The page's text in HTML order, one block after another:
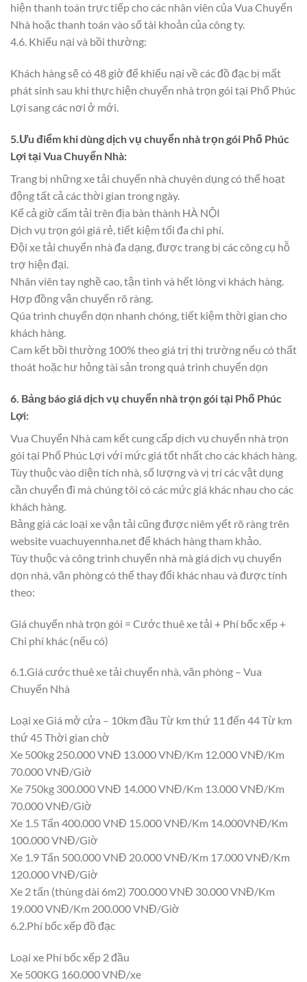
hiện thanh toán trực tiếp cho các nhân viên của Vua Chuyển
Nhà hoặc thanh toán vào số tài khoản của công ty.
4.6. Khiếu nại và bồi thường:
Khách hàng sẽ có 48 giờ để khiếu nại về các đồ đạc bị mất
phát sinh sau khi thực hiện chuyển nhà trọn gói tại Phố Phúc
Lợi sang các nơi ở mới.
5.Ưu điểm khi dùng dịch vụ chuyển nhà trọn gói Phố Phúc
Lợi tại Vua Chuyển Nhà:
Trang bị những xe tải chuyển nhà chuyên dụng có thể hoạt
động tất cả các thời gian trong ngày.
Kể cả giờ cấm tải trên địa bàn thành HÀ NỘI
Dịch vụ trọn gói giá rẻ, tiết kiệm tối đa chi phí.
Đội xe tải chuyển nhà đa dạng, được trang bị các công cụ hỗ
trợ hiện đại.
Nhân viên tay nghề cao, tận tình và hết lòng vì khách hàng.
Hợp đồng vận chuyển rõ ràng.
Qúa trình chuyển dọn nhanh chóng, tiết kiệm thời gian cho
khách hàng.
Cam kết bồi thường 100% theo giá trị thị trường nếu có thất
thoát hoặc hư hỏng tài sản trong quá trình chuyển dọn
6. Bảng báo giá dịch vụ chuyển nhà trọn gói tại Phố Phúc
Lợi:
Vua Chuyển Nhà cam kết cung cấp dịch vụ chuyển nhà trọn
gói tại Phố Phúc Lợi với mức giá tốt nhất cho các khách hàng.
Tùy thuộc vào diện tích nhà, số lượng và vị trí các vật dụng
cần chuyển đi mà chúng tôi có các mức giá khác nhau cho các
khách hàng.
Bảng giá các loại xe vận tải cũng được niêm yết rõ ràng trên
website vuachuyennha.net để khách hàng tham khảo.
Tùy thuộc và công trình chuyển nhà mà giá dịch vụ chuyển
dọn nhà, văn phòng có thể thay đổi khác nhau và được tính
theo:
Giá chuyển nhà trọn gói = Cước thuê xe tải + Phí bốc xếp +
Chi phí khác (nếu có)
6.1.Giá cước thuê xe tải chuyển nhà, văn phòng – Vua
Chuyển Nhà
Loại xe Giá mở cửa – 10km đầu Từ km thứ 11 đến 44 Từ km
thứ 45 Thời gian chờ
Xe 500kg 250.000 VNĐ 13.000 VNĐ/Km 12.000 VNĐ/Km
70.000 VNĐ/Giờ
Xe 750kg 300.000 VNĐ 14.000 VNĐ/Km 13.000 VNĐ/Km
70.000 VNĐ/Giờ
Xe 1.5 Tấn 400.000 VNĐ 15.000 VNĐ/Km 14.000VNĐ/Km
100.000 VNĐ/Giờ
Xe 1.9 Tấn 500.000 VNĐ 20.000 VNĐ/Km 17.000 VNĐ/Km
120.000 VNĐ/Giờ
Xe 2 tấn (thùng dài 6m2) 700.000 VNĐ 30.000 VNĐ/Km
19.000 VNĐ/Km 200.000 VNĐ/Giờ
6.2.Phí bốc xếp đồ đạc
Loại xe Phí bốc xếp 2 đầu
Xe 500KG 160.000 VNĐ/xe